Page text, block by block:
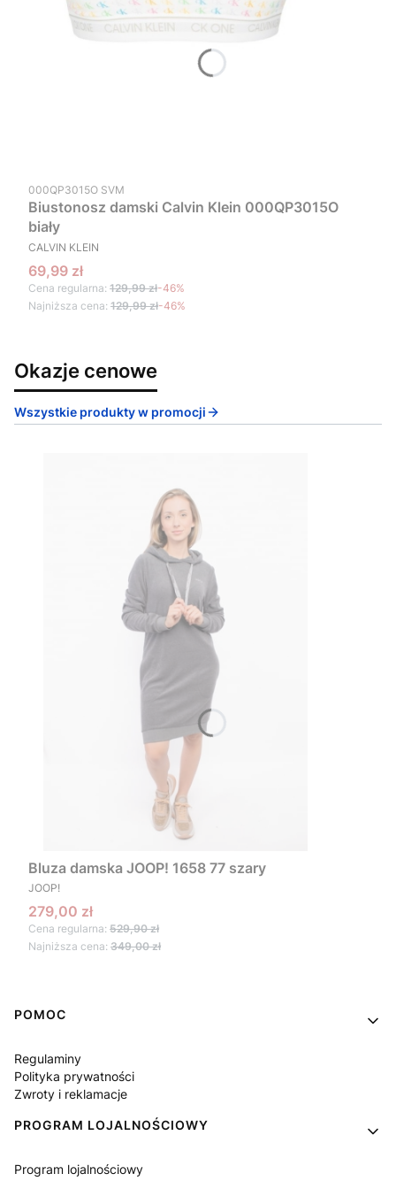
Kod produktu
000QP3015O SVM
Biustonosz damski Calvin Klein 000QP3015O
biały
PRODUCENT
CALVIN KLEIN
Cena promocyjna
69,99 zł
Cena regularna: 129,99 zł-46%
Najniższa cena: 129,99 zł-46%
Okazje cenowe
Wszystkie produkty w promocji
Bluza damska JOOP! 1658 77 szary
PRODUCENT
JOOP!
Cena promocyjna
279,00 zł
Cena regularna: 529,90 zł
Najniższa cena: 349,00 zł
Linki w stopce
POMOC
Regulaminy
Polityka prywatności
Zwroty i reklamacje
PROGRAM LOJALNOŚCIOWY
Program lojalnościowy